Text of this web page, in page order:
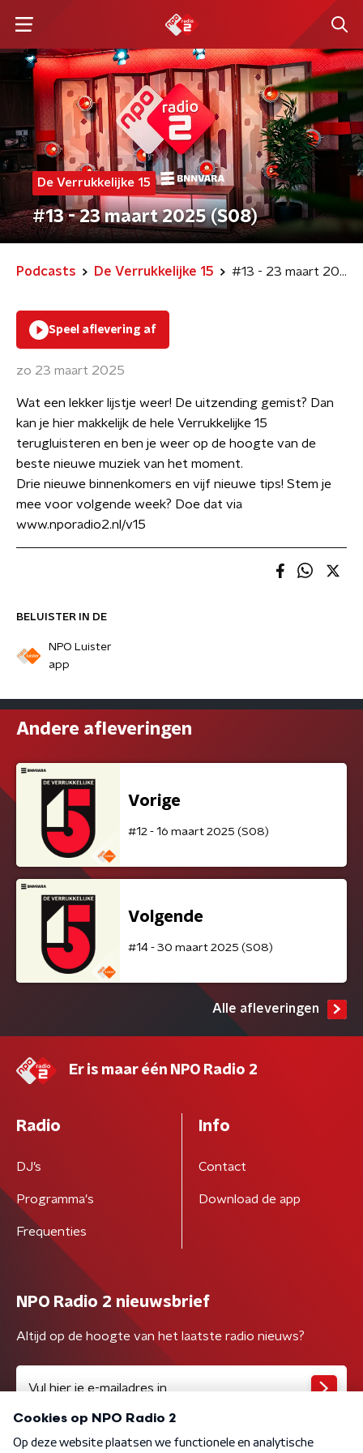
De Verrukkelijke 15
#13 - 23 maart 2025 (S08)
Podcasts De Verrukkelijke 15 #13 - 23 maart 2025 (S08)
BELUISTER IN DE
NPO Luister
app
Speel aflevering af
zo 23 maart 2025
Wat een lekker lijstje weer! De uitzending gemist? Dan
kan je hier makkelijk de hele Verrukkelijke 15
terugluisteren en ben je weer op de hoogte van de
beste nieuwe muziek van het moment.
Drie nieuwe binnenkomers en vijf nieuwe tips! Stem je
mee voor volgende week? Doe dat via
www.nporadio2.nl/v15
Andere afleveringen
Vorige
#12 - 16 maart 2025 (S08)
Volgende
#14 - 30 maart 2025 (S08)
Alle afleveringen
Er is maar één NPO Radio 2
Radio
DJ’s
Programma's
Frequenties
Info
Contact
Download de app
NPO Radio 2 nieuwsbrief
Altijd op de hoogte van het laatste radio nieuws?